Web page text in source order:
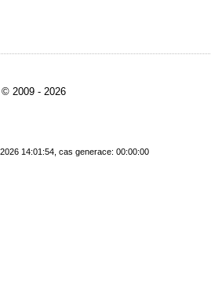
© 2009 - 2026
14:01:54, cas generace: 00:00:00